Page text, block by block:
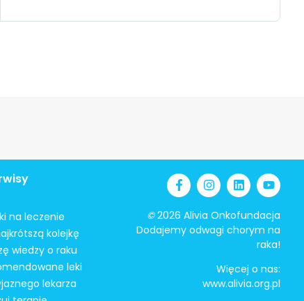
na leczenie
kolejkę
wiedzy o raku
leki
lekarza
©2026 Alivia Onkofundacja
Dodajemy odwagi chorym na
raka!
Więcej o nas:
www.alivia.org.pl